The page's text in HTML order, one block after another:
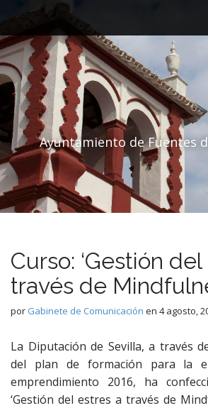
Menú principal
Saltar al contenido
Ayuntamiento de Fuentes
Curso: ‘Gestión
través de
por Gabinete de Comunicación en 4 agosto,
La Diputación de Sevilla, a través
del plan de formación para la
emprendimiento 2016, ha
‘Gestión del estres a través de